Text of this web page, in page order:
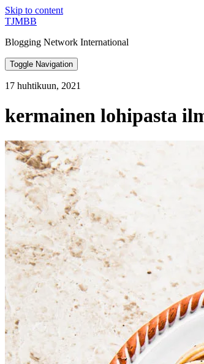
Skip to content
TJMBB
Blogging Network International
Toggle Navigation
17 huhtikuun, 2021
kermainen lohipasta